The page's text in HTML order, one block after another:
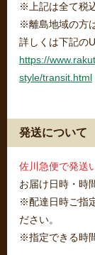
※上記は全て税
※離島地域の方
詳しくは下記の
https://
style/transit.html
発送について
佐川急便で発送
お届け日時・時
※配達日時ご指
ださい。
※指定できる時